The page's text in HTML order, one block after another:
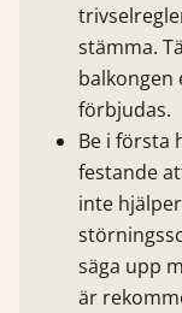
stämma.
balkongen
förbjudas.
Be i första
festande
inte
säga upp
är